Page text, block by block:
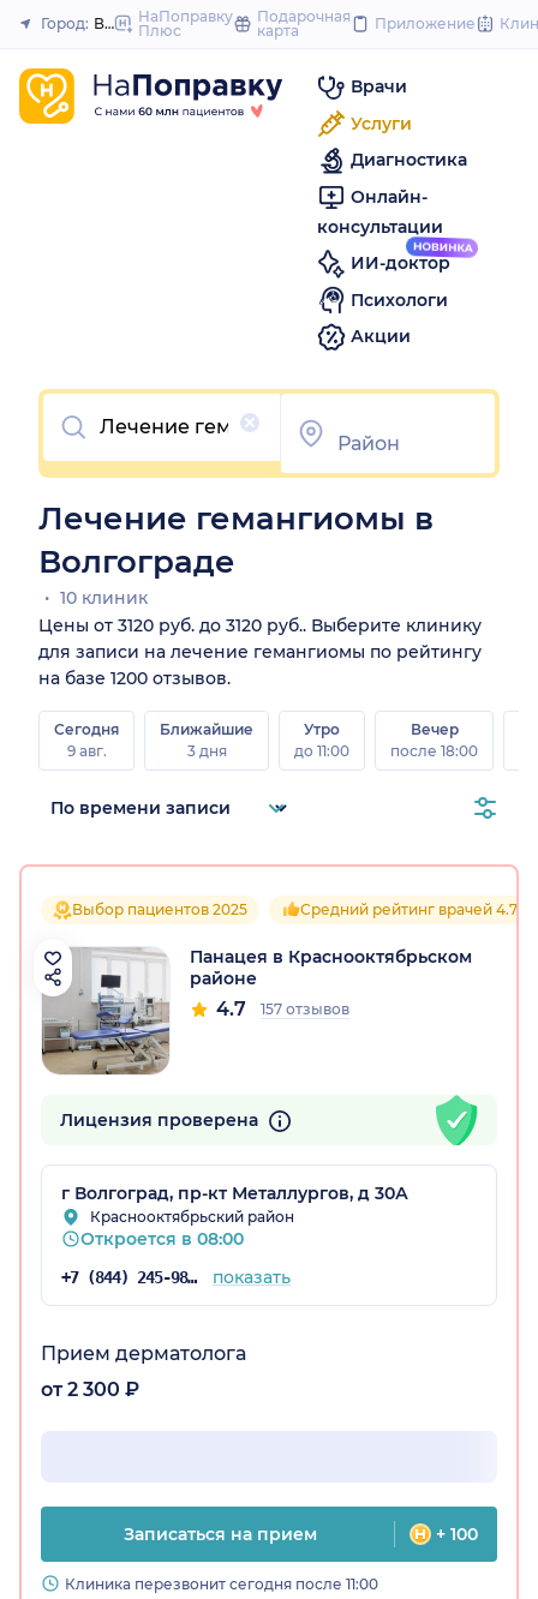
to
Закрыть
обл.)
Город: ВолгоградНаПоправку
Плюс
Подарочная
карта
Приложение
Врачи
Услуги
Диагностика
Онлайн-
консультации
ИИ-доктор
Психологи
Акции
Очистить
Лечение гемангиомы в
Волгограде
10 клиник
Цены от 3120 руб. до 3120 руб.. Выберите клинику
для записи на лечение гемангиомы по рейтингу
на базе 1200 отзывов.
Сегодня
9 авг.
Ближайшие
3 дня
Утро
до 11:00
Вечер
после 18:00
Выбор пациентов 2025 Средний рейтинг врачей 4.7
Панацея в Краснооктябрьском
районе
4.7 157 отзывов
Лицензия проверена
г Волгоград, пр-кт Металлургов, д 30А
Краснооктябрьский район
Откроется в 08:00
+7 (844) 245-98-04 показать
Прием дерматолога
от 2 300 ₽
Записаться на прием + 100
Клиника перезвонит сегодня после 11:00